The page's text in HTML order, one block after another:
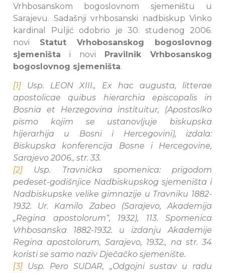
Vrhbosanskom bogoslovnom sjemeništu u
Sarajevu. Sadašnji vrhbosanski nadbiskup Vinko
kardinal Puljić odobrio je 30. studenog 2006.
novi Statut Vrhobosanskog bogoslovnog
sjemeništa i novi Pravilnik Vrhbosanskog
bogoslovnog sjemeništa.
[1] Usp. LEON XIII., Ex hac augusta, litterae
apostolicae quibus hierarchia episcopalis in
Bosnia et Herzegovina instituitur, (Apostoslko
pismo kojim se ustanovljuje biskupska
hijerarhija u Bosni i Hercegovini), izdala:
Biskupska konferencija Bosne i Hercegovine,
Sarajevo 2006., str. 33.
[2] Usp. Travnička spomenica: prigodom
pedeset-godišnjice Nadbiskupskog sjemeništa i
Nadbiskupske velike gimnazije u Travniku 1882-
1932. Ur. Kamilo Zabeo (Sarajevo, Akademija
„Regina apostolorum“, 1932), 113. Spomenica
Vrhbosanska 1882-1932. u izdanju Akademije
Regina apostolorum, Sarajevo, 1932., na str. 34
koristi se samo naziv Dječačko sjemenište.
[3] Usp. Pero SUDAR, „Odgojni sustav u radu